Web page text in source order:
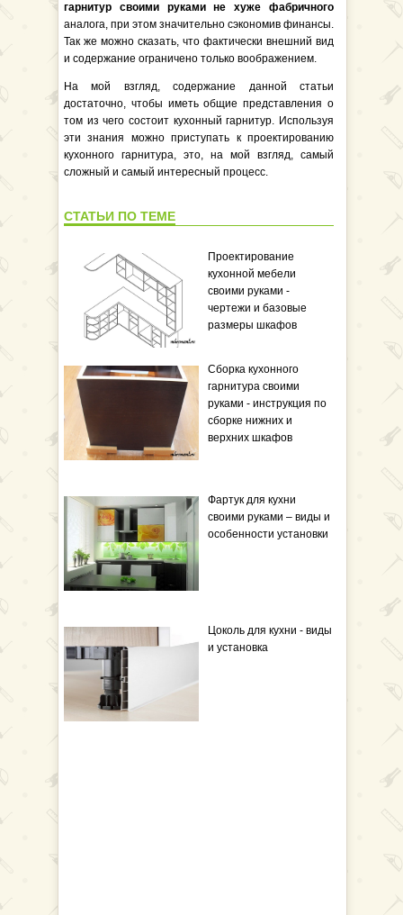
гарнитур своими руками не хуже фабричного
аналога, при этом значительно сэкономив финансы.
Так же можно сказать, что фактически внешний вид
и содержание ограничено только воображением.
На мой взгляд, содержание данной статьи
достаточно, чтобы иметь общие представления о
том из чего состоит кухонный гарнитур. Используя
эти знания можно приступать к проектированию
кухонного гарнитура, это, на мой взгляд, самый
сложный и самый интересный процесс.
СТАТЬИ ПО ТЕМЕ
Проектирование
кухонной мебели
своими руками -
чертежи и базовые
размеры шкафов
Сборка кухонного
гарнитура своими
руками - инструкция по
сборке нижних и
верхних шкафов
Фартук для кухни
своими руками – виды и
особенности установки
Цоколь для кухни - виды
и установка